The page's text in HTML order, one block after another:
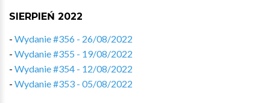
SIERPIEŃ 2022
- Wydanie #356 - 26/08/2022
- Wydanie #355 - 19/08/2022
- Wydanie #354 - 12/08/2022
- Wydanie #353 - 05/08/2022